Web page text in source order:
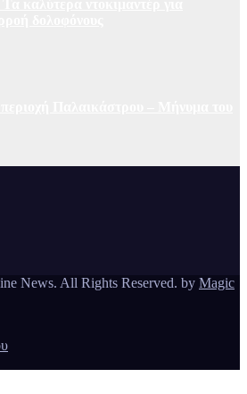
News. All Rights Reserved. by Magic